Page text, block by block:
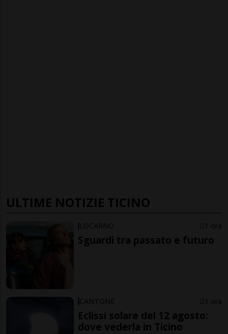
ULTIME NOTIZIE TICINO
LOCARNO 1 ora
Sguardi tra passato e futuro
CANTONE 1 ora
Eclissi solare del 12 agosto:
dove vederla in Ticino